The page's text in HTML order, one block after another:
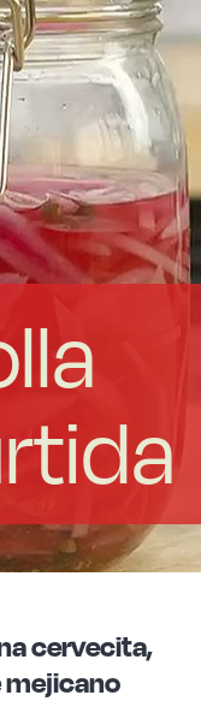
cervecita,
mejicano